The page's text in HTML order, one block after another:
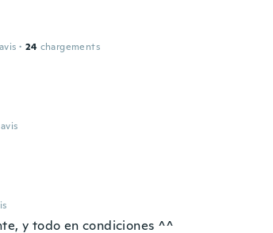
avis · 24 chargements
avis
y todo en condiciones ^^